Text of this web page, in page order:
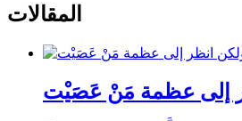
المقالات